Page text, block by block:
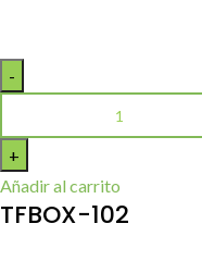
Añadir al carrito
TFBOX-102